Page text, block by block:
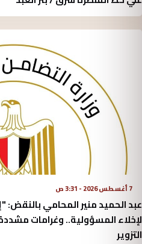
7 أغسطس 2026 - 3:31 ص
عبد الحميد منير المحامي بالنقض:
لإخلاء المسؤولية.. وغرامات
التزوير